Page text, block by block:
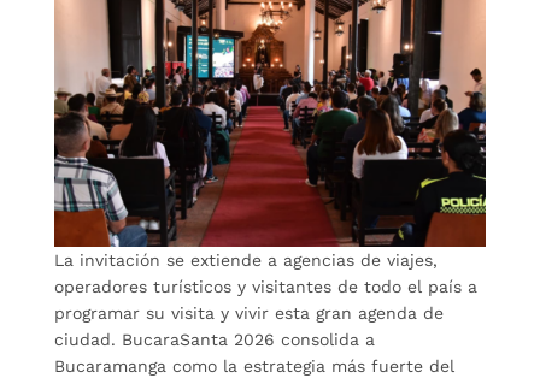
La invitación se extiende a agencias de viajes,
operadores turísticos y visitantes de todo el país a
programar su visita y vivir esta gran agenda de
ciudad. BucaraSanta 2026 consolida a
Bucaramanga como la estrategia más fuerte del